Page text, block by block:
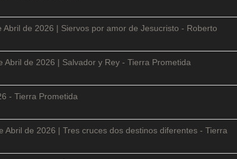
Abril de 2026 | Siervos por amor de Jesucristo - Roberto
Abril de 2026 | Salvador y Rey - Tierra Prometida
- Tierra Prometida
Abril de 2026 | Tres cruces dos destinos diferentes - Tierra